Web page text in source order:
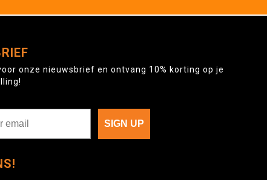
onze nieuwsbrief en ontvang 10% korting op je
SIGN UP